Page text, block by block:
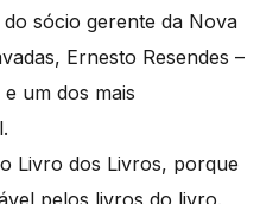
sócio gerente da Nova
Ernesto Resendes –
um dos mais
Livro dos Livros, porque